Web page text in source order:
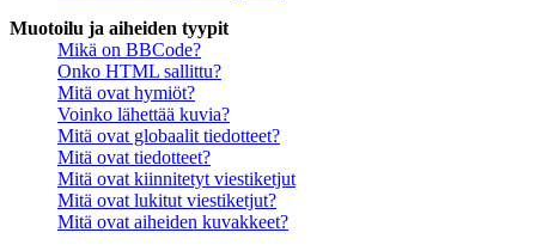
Muotoilu ja aiheiden tyypit
Mikä on BBCode?
Onko HTML sallittu?
Mitä ovat hymiöt?
Voinko lähettää kuvia?
Mitä ovat globaalit tiedotteet?
Mitä ovat tiedotteet?
Mitä ovat kiinnitetyt viestiketjut
Mitä ovat lukitut viestiketjut?
Mitä ovat aiheiden kuvakkeet?